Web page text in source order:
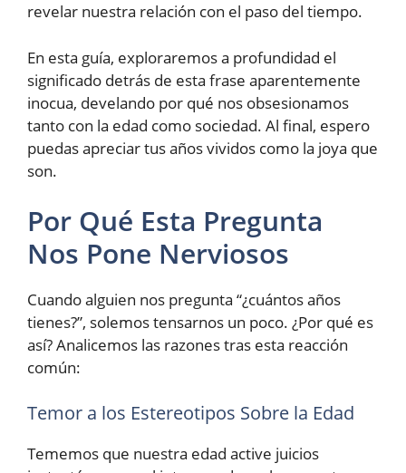
revelar nuestra relación con el paso del tiempo.
En esta guía, exploraremos a profundidad el
significado detrás de esta frase aparentemente
inocua, develando por qué nos obsesionamos
tanto con la edad como sociedad. Al final, espero
puedas apreciar tus años vividos como la joya que
son.
Por Qué Esta Pregunta
Nos Pone Nerviosos
Cuando alguien nos pregunta “¿cuántos años
tienes?”, solemos tensarnos un poco. ¿Por qué es
así? Analicemos las razones tras esta reacción
común:
Temor a los Estereotipos Sobre la Edad
Tememos que nuestra edad active juicios